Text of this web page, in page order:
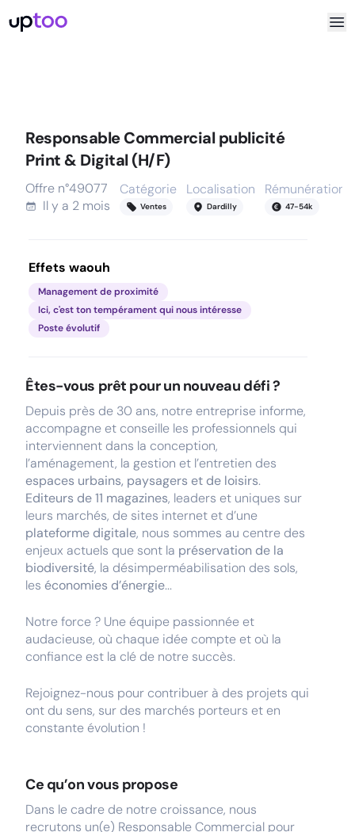
Responsable Commercial publicité
Print & Digital (H/F)
Offre n°49077
Il y a 2 mois
Catégorie
Ventes
Localisation
Dardilly
Rémunération
47-54k
Effets waouh
Management de proximité
Ici, c'est ton tempérament qui nous intéresse
Poste évolutif
Êtes-vous prêt pour un nouveau défi ?
Depuis près de 30 ans, notre entreprise informe,
accompagne et conseille les professionnels qui
interviennent dans la conception,
l’aménagement, la gestion et l’entretien des
espaces urbains, paysagers et de loisirs.
Editeurs de 11 magazines, leaders et uniques sur
leurs marchés, de sites internet et d’une
plateforme digitale, nous sommes au centre des
enjeux actuels que sont la préservation de la
biodiversité, la désimperméabilisation des sols,
les économies d’énergie...
Notre force ? Une équipe passionnée et
audacieuse, où chaque idée compte et où la
confiance est la clé de notre succès.
Rejoignez-nous pour contribuer à des projets qui
ont du sens, sur des marchés porteurs et en
constante évolution !
Ce qu’on vous propose
Dans le cadre de notre croissance, nous
recrutons un(e) Responsable Commercial pour